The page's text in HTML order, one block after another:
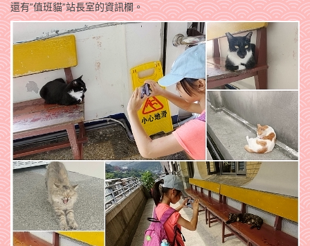
還有”值班貓”站長室的資訊欄。